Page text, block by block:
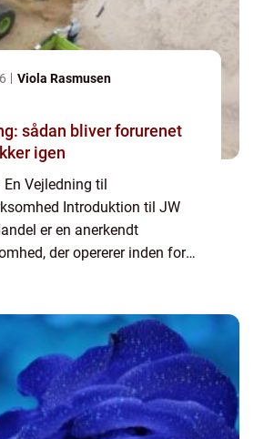
Viola Rasmusen
sådan bliver forurenet
igen
Vejledning til
Introduktion til JW
er en anerkendt
der opererer inden for
kaldet enhan...